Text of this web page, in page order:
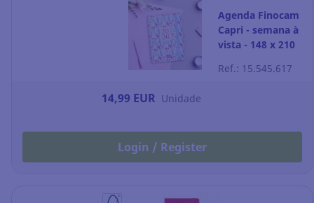
Agenda Finocam
Capri - semana à
vista - 148 x 210
Ref.: 15.545.617
14,99 EUR Unidade
Login / Register